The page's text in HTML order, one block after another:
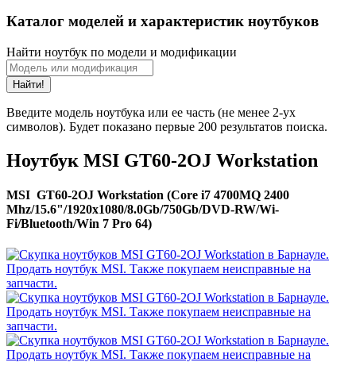
Каталог моделей и характеристик ноутбуков
Найти ноутбук по модели и модификации
Найти!
Введите модель ноутбука или ее часть (не менее 2-ух
символов). Будет показано первые 200 результатов поиска.
Ноутбук MSI GT60-2OJ Workstation
MSI GT60-2OJ Workstation (Core i7 4700MQ 2400
Mhz/15.6"/1920x1080/8.0Gb/750Gb/DVD-RW/Wi-
Fi/Bluetooth/Win 7 Pro 64)